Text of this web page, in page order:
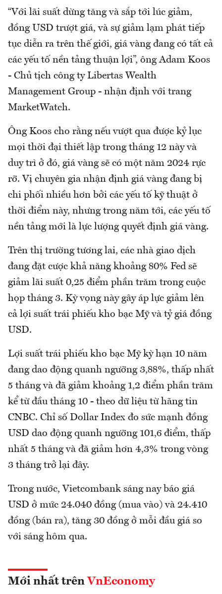
“Với lãi suất dừng tăng và sắp tới lúc giảm,
đồng USD trượt giá, và sự giảm lạm phát tiếp
tục diễn ra trên thế giới, giá vàng đang có tất cả
các yếu tố nền tảng thuận lợi”, ông Adam Koos
- Chủ tịch công ty Libertas Wealth
Management Group - nhận định với trang
MarketWatch.
Ông Koos cho rằng nếu vượt qua được kỷ lục
mọi thời đại thiết lập trong tháng 12 này và
duy trì ở đó, giá vàng sẽ có một năm 2024 rực
rỡ. Vị chuyên gia nhận định giá vàng đang bị
chi phối nhiều hơn bởi các yếu tố kỹ thuật ở
thời điểm này, nhưng trong năm tới, các yếu tố
nền tảng mới là lực lượng quyết định giá vàng.
Trên thị trường tương lai, các nhà giao dịch
đang đặt cược khả năng khoảng 80% Fed sẽ
giảm lãi suất 0,25 điểm phần trăm trong cuộc
họp tháng 3. Kỳ vọng này gây áp lực giảm lên
cả lợi suất trái phiếu kho bạc Mỹ và tỷ giá đồng
USD.
Lợi suất trái phiếu kho bạc Mỹ kỳ hạn 10 năm
đang dao động quanh ngưỡng 3,88%, thấp nhất
5 tháng và đã giảm khoảng 1,2 điểm phần trăm
kể từ đầu tháng 10 - theo dữ liệu từ hãng tin
CNBC. Chỉ số Dollar Index đo sức mạnh đồng
USD dao động quanh ngưỡng 101,6 điểm, thấp
nhất 5 tháng và đã giảm hơn 4,3% trong vòng
3 tháng trở lại đây.
Trong nước, Vietcombank sáng nay báo giá
USD ở mức 24.040 đồng (mua vào) và 24.410
đồng (bán ra), tăng 30 đồng ở mỗi đầu giá so
với sáng hôm qua.
Mới nhất trên VnEconomy